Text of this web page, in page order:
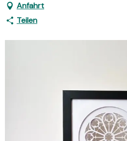
Anfahrt
Teilen